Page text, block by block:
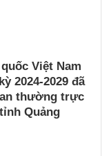
Việt Nam
2024-2029 đã
thường trực
Quảng